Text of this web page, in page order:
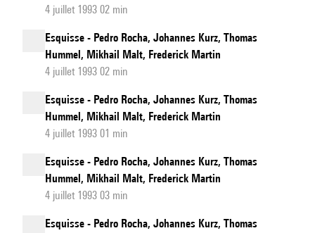
4 juillet 1993 02 min
Esquisse - Pedro Rocha, Johannes Kurz, Thomas
Hummel, Mikhail Malt, Frederick Martin
4 juillet 1993 02 min
Esquisse - Pedro Rocha, Johannes Kurz, Thomas
Hummel, Mikhail Malt, Frederick Martin
4 juillet 1993 01 min
Esquisse - Pedro Rocha, Johannes Kurz, Thomas
Hummel, Mikhail Malt, Frederick Martin
4 juillet 1993 03 min
Esquisse - Pedro Rocha, Johannes Kurz, Thomas